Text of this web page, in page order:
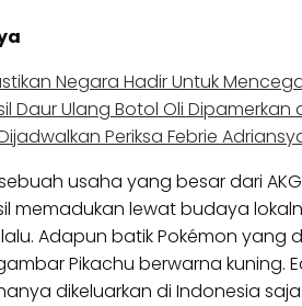
Negara Hadir Untuk
Daur Ulang Botol Oli Dipamerkan
Periksa Febrie
usaha yang besar dari
memadukan lewat budaya
Adapun batik Pokémon
Pikachu berwarna kuning.
dikeluarkan di Indonesia saja.